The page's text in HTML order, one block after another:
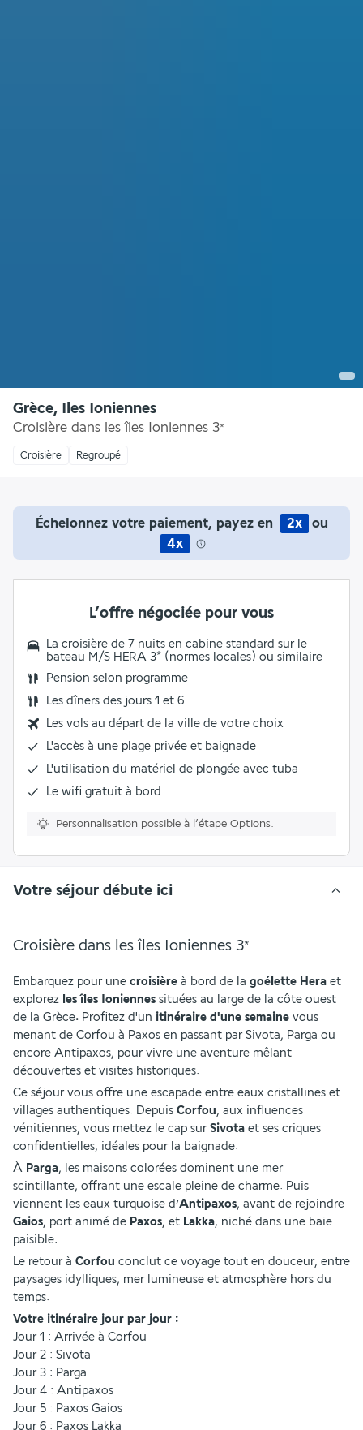
Grèce, Iles Ioniennes
Croisière dans les îles Ioniennes 3*
Croisière Regroupé
Échelonnez votre paiement, payez en 2x
ou
4x
L’offre négociée pour vous
La croisière de 7 nuits en cabine standard sur le
bateau M/S HERA 3* (normes locales) ou similaire
Pension selon programme
Les dîners des jours 1 et 6
Les vols au départ de la ville de votre choix
L'accès à une plage privée et baignade
L'utilisation du matériel de plongée avec tuba
Le wifi gratuit à bord
Personnalisation possible à l’étape Options.
Votre séjour débute ici
Croisière dans les îles Ioniennes 3*
Embarquez pour une croisière à bord de la goélette Hera et
explorez les îles Ioniennes situées au large de la côte ouest
de la Grèce. Profitez d'un itinéraire d'une semaine vous
menant de Corfou à Paxos en passant par Sivota, Parga ou
encore Antipaxos, pour vivre une aventure mêlant
découvertes et visites historiques.
Ce séjour vous offre une escapade entre eaux cristallines et
villages authentiques. Depuis Corfou, aux influences
vénitiennes, vous mettez le cap sur Sivota et ses criques
confidentielles, idéales pour la baignade.
À Parga, les maisons colorées dominent une mer
scintillante, offrant une escale pleine de charme. Puis
viennent les eaux turquoise d’Antipaxos
Gaios, port animé de Paxos, et Lakka, niché dans une baie
paisible.
Le retour à Corfou conclut ce voyage tout en douceur, entre
paysages idylliques, mer lumineuse et atmosphère hors du
temps.
Votre itinéraire jour par jour :
Jour 1 : Arrivée à Corfou
Jour 2 : Sivota
Jour 3 : Parga
Jour 4 : Antipaxos
Jour 5 : Paxos Gaios
Jour 6 : Paxos Lakka